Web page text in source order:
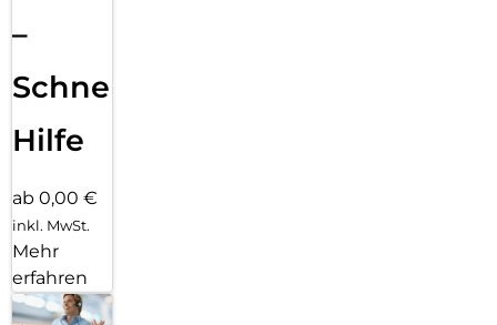
–
Schnelle
Hilfe
ab 0,00 €
inkl. MwSt.
Mehr
erfahren